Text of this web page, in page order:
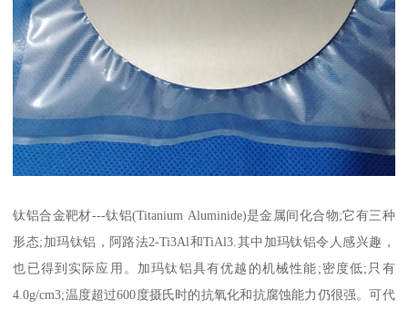
钛铝合金靶材---钛铝(Titanium Aluminide)是金属间化合物;它有三种
形态;加玛钛铝，阿路法2-Ti3Al和TiAl3.其中加玛钛铝令人感兴趣，
也已得到实际应用。加玛钛铝具有优越的机械性能;密度低;只有
4.0g/cm3;温度超过600度摄氏时的抗氧化和抗腐蚀能力仍很强。可代